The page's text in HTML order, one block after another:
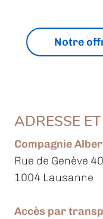
Notre
ADRESSE
Compagnie
Rue de Genève 40
1004 Lausanne
Accès par